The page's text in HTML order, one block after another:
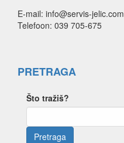
E-mail: info@servis-jelic.com
Telefoon: 039 705-675
PRETRAGA
Što tražiš?